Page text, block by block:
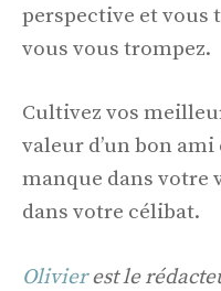
perspective et vous
vous vous trompez.
Cultivez vos
valeur d’un bon
manque dans votre
dans votre célibat.
Olivierest le